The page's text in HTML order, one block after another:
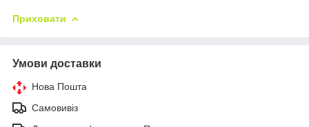
Приховати
Умови доставки
Нова Пошта
Самовивіз